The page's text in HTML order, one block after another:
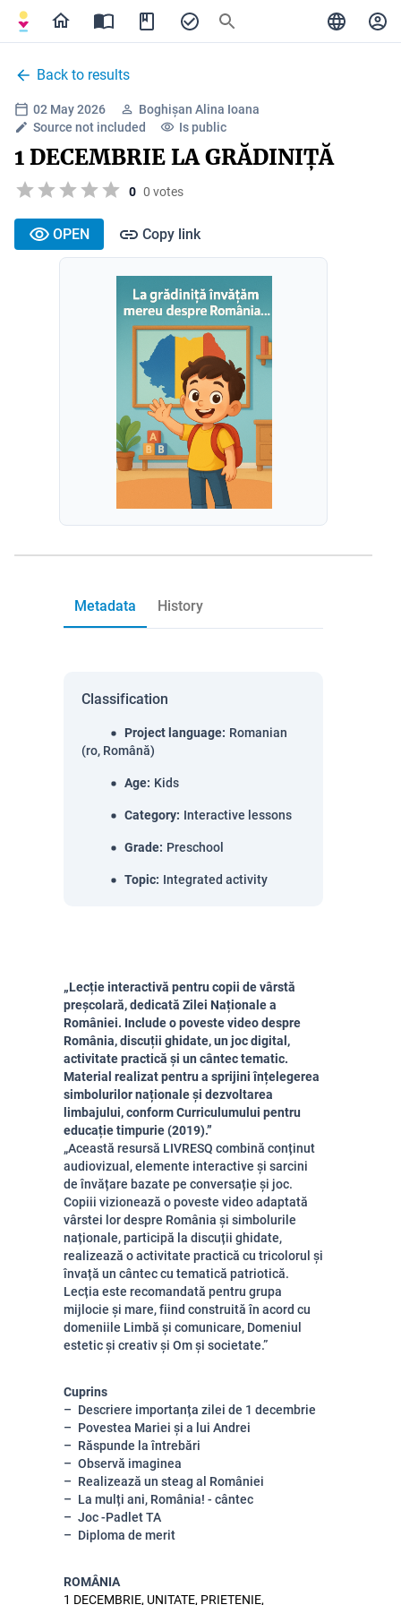
Back to results
02 May 2026
Boghișan Alina Ioana
Source not included
Is public
1 DECEMBRIE LA GRĂDINIȚĂ
0 0 votes
OPEN Copy link
Metadata History
Classification
Project language: Romanian
(ro, Română)
Age: Kids
Category: Interactive lessons
Grade: Preschool
Topic: Integrated activity
„Lecție interactivă pentru copii de vârstă
preșcolară, dedicată Zilei Naționale a
României. Include o poveste video despre
România, discuții ghidate, un joc digital,
activitate practică și un cântec tematic.
Material realizat pentru a sprijini înțelegerea
simbolurilor naționale și dezvoltarea
limbajului, conform Curriculumului pentru
educație timpurie (2019).”
„Această resursă LIVRESQ combină conținut
audiovizual, elemente interactive și sarcini
de învățare bazate pe conversație și joc.
Copiii vizionează o poveste video adaptată
vârstei lor despre România și simbolurile
naționale, participă la discuții ghidate,
realizează o activitate practică cu tricolorul și
învață un cântec cu tematică patriotică.
Lecția este recomandată pentru grupa
mijlocie și mare, fiind construită în acord cu
domeniile Limbă și comunicare, Domeniul
estetic și creativ și Om și societate.”
Cuprins
Descriere importanța zilei de 1 decembrie
Povestea Mariei și a lui Andrei
Răspunde la întrebări
Observă imaginea
Realizează un steag al României
La mulți ani, România! - cântec
Joc -Padlet TA
Diploma de merit
ROMÂNIA
1 DECEMBRIE, UNITATE, PRIETENIE,